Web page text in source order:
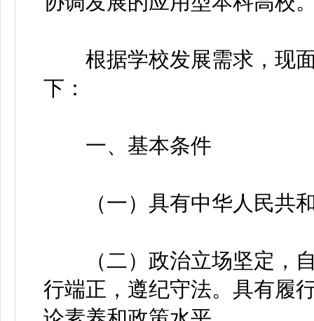
根据学校发展需求，现面
下：
一、基本条件
（一）具有中华人民共
（二）政治立场坚定，自
行端正，遵纪守法。具有履